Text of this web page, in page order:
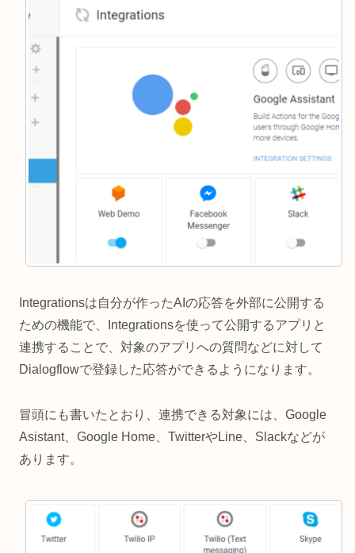
Integrationsは自分が作ったAIの応答を外部に公開する
ための機能で、Integrationsを使って公開するアプリと
連携することで、対象のアプリへの質問などに対して
Dialogflowで登録した応答ができるようになります。
冒頭にも書いたとおり、連携できる対象には、Google
Asistant、Google Home、TwitterやLine、Slackなどが
あります。